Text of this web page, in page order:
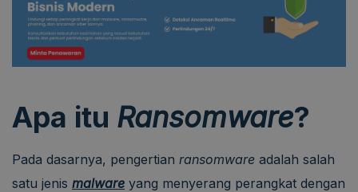
Apa itu Ransomware?
Pada dasarnya, pengertian ransomware adalah salah
satu jenis malware yang menyerang perangkat dengan